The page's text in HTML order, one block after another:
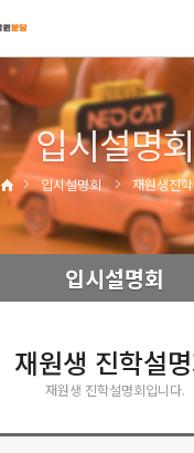
입시설명회
입시설명회 재원생진
입시설명회
재원생 진학설
재원생 진학설명회입니다.